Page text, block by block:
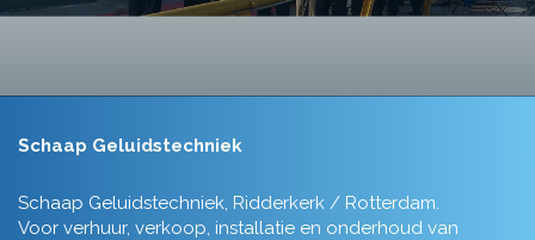
Schaap Geluidstechniek
Schaap Geluidstechniek, Ridderkerk / Rotterdam.
Voor verhuur, verkoop, installatie en onderhoud van